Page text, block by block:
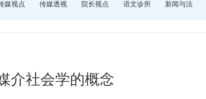
媒视点 传媒透视 院长视点 语文诊所 新闻与法
介社会学的概念